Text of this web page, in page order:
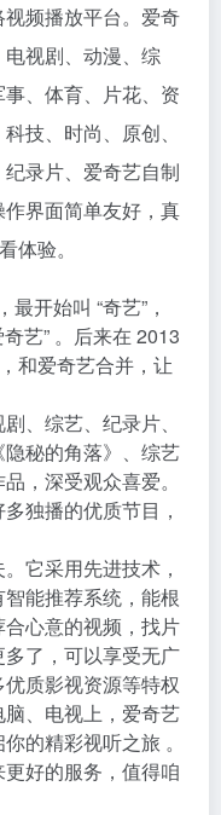
频播放平台。爱奇
视剧、动漫、综
、体育、片花、资
技、时尚、原创、
录片、爱奇艺自制
界面简单友好，真
体验。
开始叫 “奇艺”，
艺” 。后来在 2013
和爱奇艺合并，让
、综艺、纪录片、
秘的角落》、综艺
，深受观众喜爱。
独播的优质节目，
它采用先进技术，
能推荐系统，能根
心意的视频，找片
了，可以享受无广
质影视资源等特权
、电视上，爱奇艺
的精彩视听之旅 。
好的服务，值得咱